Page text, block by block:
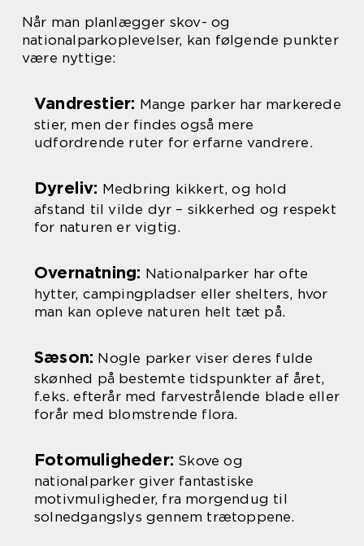
Når man planlægger skov- og
nationalparkoplevelser, kan følgende punkter
være nyttige:
Vandrestier: Mange parker har markerede
stier, men der findes også mere
udfordrende ruter for erfarne vandrere.
Dyreliv: Medbring kikkert, og hold
afstand til vilde dyr – sikkerhed og respekt
for naturen er vigtig.
Overnatning: Nationalparker har ofte
hytter, campingpladser eller shelters, hvor
man kan opleve naturen helt tæt på.
Sæson: Nogle parker viser deres fulde
skønhed på bestemte tidspunkter af året,
f.eks. efterår med farvestrålende blade eller
forår med blomstrende flora.
Fotomuligheder: Skove og
nationalparker giver fantastiske
motivmuligheder, fra morgendug til
solnedgangslys gennem trætoppene.